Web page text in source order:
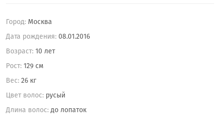
Город: Москва
Дата рождения: 08.01.2016
Возраст: 10 лет
Рост: 129 см
Вес: 26 кг
Цвет волос: русый
Длина волос: до лопаток